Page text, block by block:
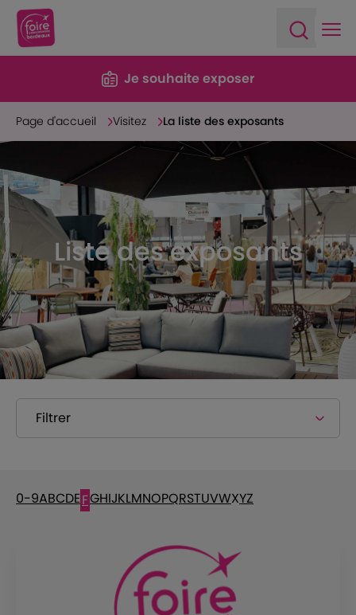
Je souhaite exposer
Page d'accueil Visitez La liste des exposants
Liste des exposants
Filtrer
0-9ABCDEFGHIJKLMNOPQRSTUVWXYZ